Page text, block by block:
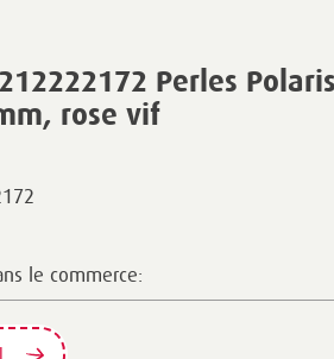
Perles
rose vif
le commerce: